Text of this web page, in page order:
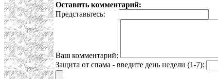
Оставить комментарий:
Представьтесь:
Ваш комментарий:
Защита от спама - введите день недели (1-7):